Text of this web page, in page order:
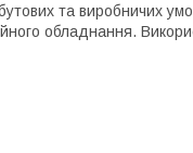
та виробничих
обладнання.